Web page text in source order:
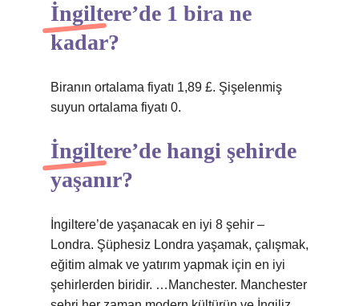
İngiltere’de 1 bira ne
kadar?
Biranın ortalama fiyatı 1,89 £. Şişelenmiş
suyun ortalama fiyatı 0.
İngiltere’de hangi şehirde
yaşanır?
İngiltere’de yaşanacak en iyi 8 şehir –
Londra. Şüphesiz Londra yaşamak, çalışmak,
eğitim almak ve yatırım yapmak için en iyi
şehirlerden biridir. …Manchester. Manchester